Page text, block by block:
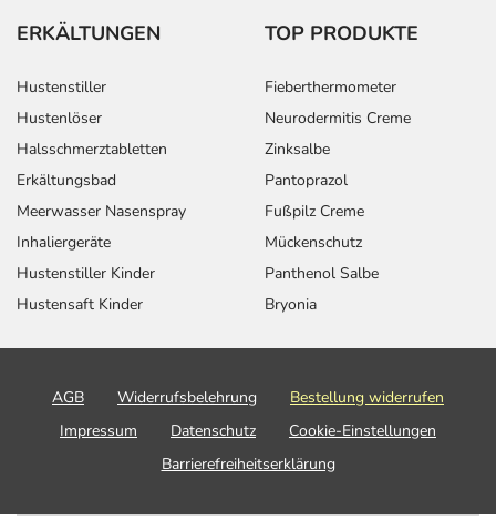
ERKÄLTUNGEN
Hustenstiller
Hustenlöser
Halsschmerztabletten
Erkältungsbad
Meerwasser Nasenspray
Inhaliergeräte
Hustenstiller Kinder
Hustensaft Kinder
TOP PRODUKTE
Fieberthermometer
Neurodermitis Creme
Zinksalbe
Pantoprazol
Fußpilz Creme
Mückenschutz
Panthenol Salbe
Bryonia
AGB Widerrufsbelehrung
Bestellung widerrufen
Impressum
Datenschutz
Cookie-Einstellungen
Barrierefreiheitserklärung